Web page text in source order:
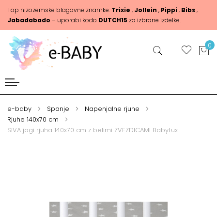
Top nizozemske blagovne znamke: Trixie , Jollein , Pippi, Bibs,
Jabadabado – uporabi kodo DUTCH15 za izbrane izdelke.
0
e-baby Spanje
Napenjalne rjuhe
Rjuhe 140x70 cm
SIVA jogi rjuha 140x70 cm z belimi ZVEZDICAMI BabyLux